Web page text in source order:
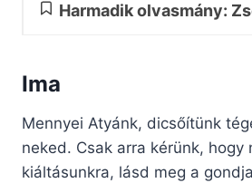
Harmadik olvasmány:
Ima
Mennyei Atyánk, dicsőítünk
neked. Csak arra kérünk, hogy
kiáltásunkra, lásd meg a